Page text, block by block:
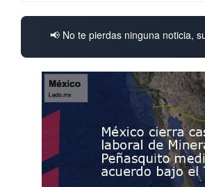
📢 No te pierdas ninguna noticia,